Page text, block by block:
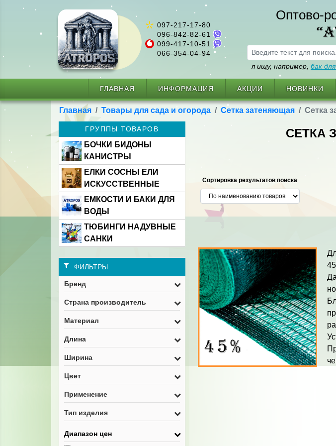
097-217-17-80
096-842-82-61
099-417-10-51
066-354-04-94
Оптово-
я ищу, например, бак
ГЛАВНАЯ ИНФОРМАЦИЯ АКЦИИ НОВИНКИ
Главная Товары для сада и огорода Сетка затеняющая Сетка
ГРУППЫ ТОВАРОВ
БОЧКИ БИДОНЫ
КАНИСТРЫ
ЕЛКИ СОСНЫ ЕЛИ
ИСКУССТВЕННЫЕ
ЕМКОСТИ И БАКИ ДЛЯ
ВОДЫ
ТЮБИНГИ НАДУВНЫЕ
САНКИ
ФИЛЬТРЫ
Бренд
Страна производитель
Материал
Длина
Ширина
Цвет
Применение
Тип изделия
Диапазон цен
СЕТКА
Сортировка результатов поиска